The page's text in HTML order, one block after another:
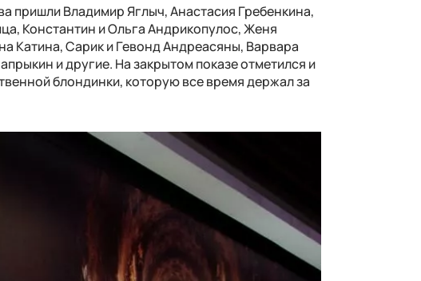
пришли Владимир Яглыч, Анастасия Гребенкина,
Константин и Ольга Андрикопулос, Женя
Катина, Сарик и Гевонд Андреасяны, Варвара
и другие. На закрытом показе отметился и
блондинки, которую все время держал за